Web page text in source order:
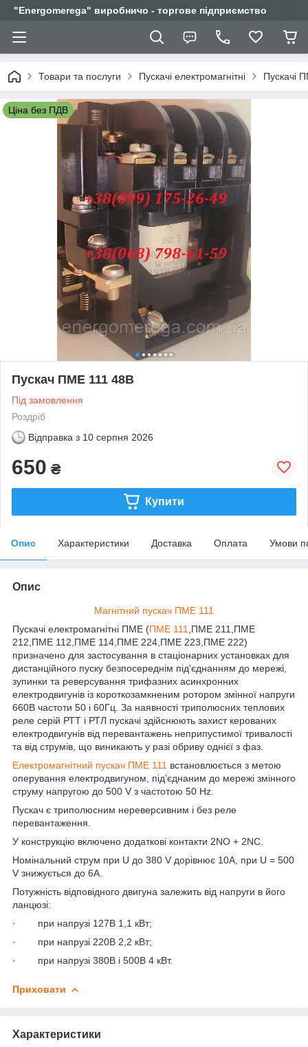
"Еnergomerega" виробничо - торгове підприємство
Товари та послуги Пускачі електромагнітні Пускачі
Ціна без ПДВ
Пускач ПМЕ 111 48В
Під замовлення
Роздріб
Відправка з 10 серпня 2026
650 ₴
Купити
Опис Характеристики Доставка Оплата Умови
Опис
Магнітний пускач ПМЕ 111
Пускачі електромагнітні ПМЕ (ПМЕ 111 ,ПМЕ 211,ПМЕ
212,ПМЕ 112,ПМЕ 114,ПМЕ 224,ПМЕ 223,ПМЕ 222)
призначено для застосування в стаціонарних установках для
дистанційного пуску безпосереднім під'єднанням до мережі,
зупинки та реверсування трифазних асинхронних
електродвигунів із короткозамкненим ротором змінної напруги
660В частоти 50 і 60Гц. За наявності триполюсних теплових
реле серій РТТ і РТЛ пускачі здійснюють захист керованих
електродвигунів від перевантажень неприпустимої тривалості
та від струмів, що виникають у разі обриву однієї з фаз.
Електромагнітний пускач ПМЕ 111 встановлюється з метою
оперування електродвигуном, під’єднаним до мережі змінного
струму напругою до 500 V з частотою 50 Hz.
Пускач є триполюсним нереверсивним і без реле
перевантаження.
У конструкцію включено додаткові контакти 2NO + 2NC.
Номінальний струм при U до 380 V дорівнює 10А, при U = 500
V знижується до 6А.
Потужність відповідного двигуна залежить від напруги в його
ланцюзі:
· при напрузі 127В 1,1 кВт;
· при напрузі 220В 2,2 кВт;
· при напрузі 380В і 500В 4 кВт.
Приховати
Характеристики